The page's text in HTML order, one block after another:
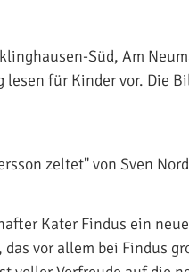
Süd, Am
für Kinder vor. Die
zeltet" von Sven
Kater Findus ein
vor allem bei Findus